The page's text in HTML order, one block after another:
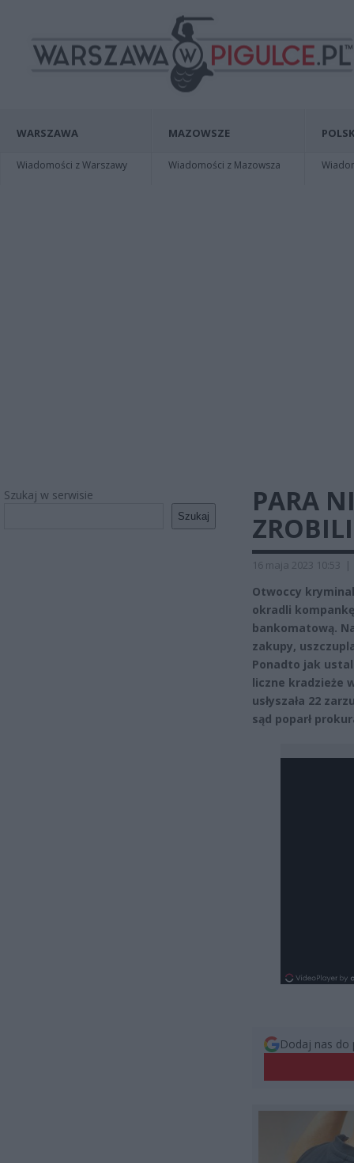
WARSZAWA
Wiadomości z Warszawy
MAZOWSZE
Wiadomości z Mazowsza
Szukaj w serwisie
Szukaj
PARA
16 maja 2023 10:53 |
Otwoccy
okradli
bankomatową.
zakupy,
Ponadto jak
liczne kradzieże
usłyszała 22
sąd poparł
Dodaj nas do